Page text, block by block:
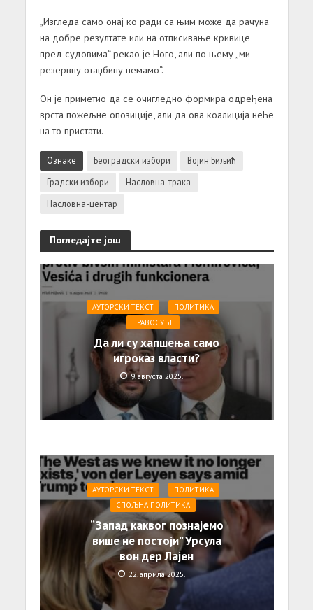
„Изгледа само онај ко ради са њим може да рачуна
на добре резултате или на отписивање кривице
пред судовима“ рекао је Ного, али по њему „ми
резервну отаџбину немамо“.
Он је приметио да се очигледно формира одређена
врста пожељне опозиције, али да ова коалиција неће
на то пристати.
Ознаке Београдски избори
Војин Биљић
Градски избори
Насловна-трака
Насловна-центар
Погледајте још
АУТОРСКИ ТЕКСТ
ПОЛИТИКА
ПРАВОСУЂЕ
Да ли су хапшења само
игроказ власти?
9. августа 2025.
АУТОРСКИ ТЕКСТ
ПОЛИТИКА
СПОЉНА ПОЛИТИКА
“Запад каквог познајемо
више не постоји” Урсула
вон дер Лајен
22. априла 2025.